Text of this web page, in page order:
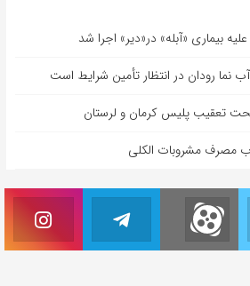
بیماری «آبله» در«دیر» اجرا شد
نما رودان در انتظار تأمین شرایط است
تعقیب پلیس کرمان و لرستان
مصرف مشروبات الکلی